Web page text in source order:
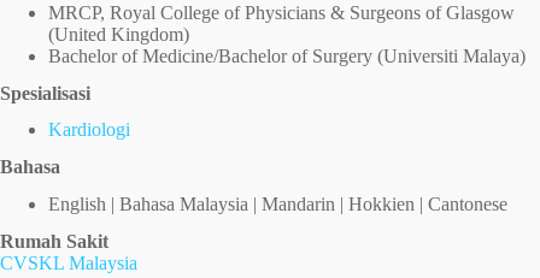
MRCP, Royal College of Physicians & Surgeons of Glasgow
(United Kingdom)
Bachelor of Medicine/Bachelor of Surgery (Universiti Malaya)
Spesialisasi
Kardiologi
Bahasa
English | Bahasa Malaysia | Mandarin | Hokkien | Cantonese
Rumah Sakit
CVSKL Malaysia